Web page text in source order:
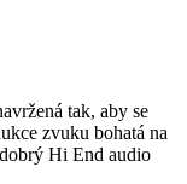
tak, aby se
zvuku bohatá na
Hi End audio